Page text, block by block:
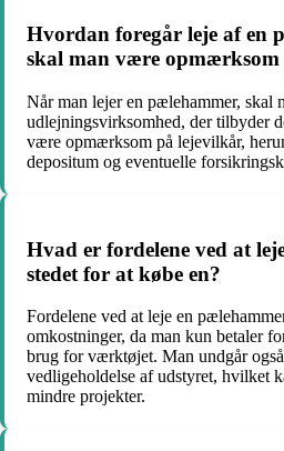
Hvordan foregår leje af en
skal man være opmærksom
Når man lejer en pælehammer, skal
udlejningsvirksomhed, der tilbyder
være opmærksom på lejevilkår,
depositum og eventuelle
Hvad er fordelene ved at
stedet for at købe en?
Fordelene ved at leje en
omkostninger, da man kun betaler
brug for værktøjet. Man undgår
vedligeholdelse af udstyret, hvilket
mindre projekter.